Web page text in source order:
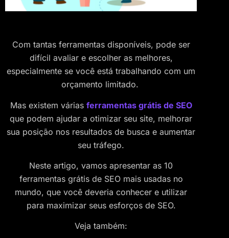
Com tantas ferramentas disponíveis, pode ser
difícil avaliar e escolher as melhores,
especialmente se você está trabalhando com um
orçamento limitado.
Mas existem várias ferramentas grátis de SEO
que podem ajudar a otimizar seu site, melhorar
sua posição nos resultados de busca e aumentar
seu tráfego.
Neste artigo, vamos apresentar as 10
ferramentas grátis de SEO mais usadas no
mundo, que você deveria conhecer e utilizar
para maximizar seus esforços de SEO.
Veja também: